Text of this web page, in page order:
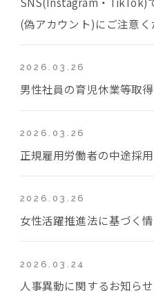
(偽アカウント)にご注意く
2026.03.26
男性社員の育児休業等取
2026.03.26
正規雇用労働者の中途採
2026.03.26
女性活躍推進法に基づく
2026.03.24
人事異動に関するお知らせ